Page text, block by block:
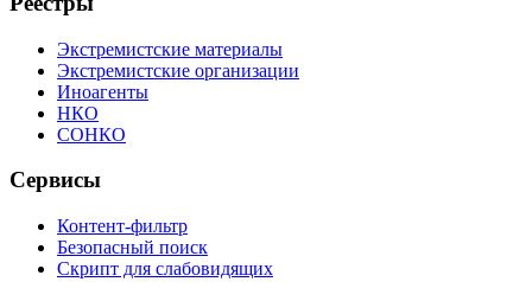
Экстремистские материалы
Экстремистские организации
Иноагенты
НКО
СОНКО
Сервисы
Контент-фильтр
Безопасный поиск
Скрипт для слабовидящих